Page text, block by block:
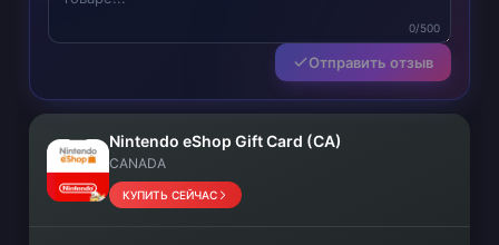
0/500
Отправить отзыв
Nintendo eShop Gift Card (CA)
CANADA
КУПИТЬ СЕЙЧАС